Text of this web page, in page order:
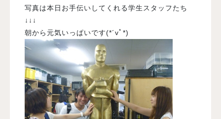
オープンキャンパス
訪問者別メニュー
写真は本日お手伝いしてくれる学生スタッフたち
↓↓↓
朝から元気いっぱいです(*´vﾟ*)ゞ